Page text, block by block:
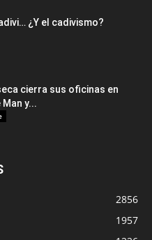
¿Y el cadivismo?
cierra sus oficinas en
y...
2856
1957